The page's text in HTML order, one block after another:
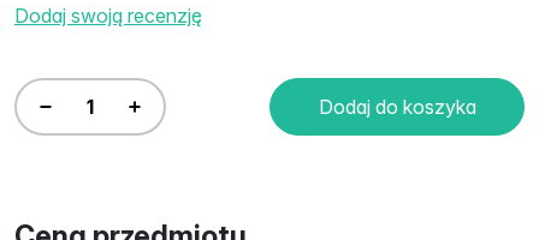
Dodaj swoją recenzję
Dodaj do koszyka